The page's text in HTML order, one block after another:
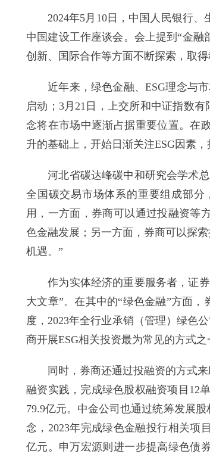
2024年5月10日，中国人民银行、
中国建设工作座谈会。会上提到“金
创新、国际合作等方面不断探索，取
近年来，绿色金融、ESG理念与市
启动；3月21日，上交所和中证指数
念将在市场中逐渐占据重要位置。在
升的基础上，开始日渐关注ESG因素
河北省碳达峰碳中和研究会学术总
全国碳交易市场体系的重要组成部
用，一方面，券商可以通过投融资等
色金融发展；另一方面，券商可以探
机遇。”
作为实体经济的重要服务者，证券
大文章”。在其中的“绿色金融”方面
度，2023年全行业承销（管理）绿色
商开展ESG相关投资最为常见的方式之
同时，券商还通过投融资的方式来
融资实践，完成绿色股权融资项目12
79.9亿元。中金公司也通过统筹发展
念，2023年完成绿色金融投行相关项
亿元。申万宏源则进一步提高绿色债